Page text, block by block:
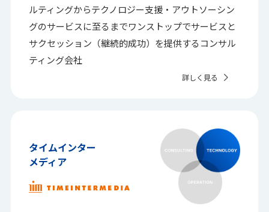
ルティングからテクノロジー支援・アウトソーシン
グのサービスに至るまでワンストップでサービスと
サクセッション（継続的成功）を提供する コンサル
ティング会社
詳しく見る
タイムインター
メディア